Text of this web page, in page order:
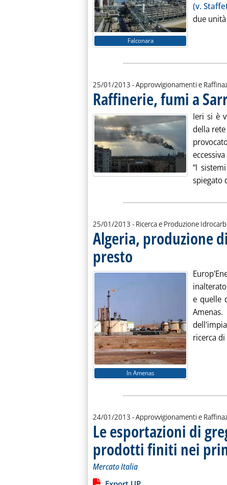
Falconara
(v.
due
25/01/2013 - Approvvigionamenti e
Raffinerie, fumi a
Ieri si è
della
“I
spiegato
25/01/2013 - Ricerca e Produzione
Algeria, produzione
presto . Pubblicata venerdì 25 gennaio 2013
In Amenas
e quelle
ricerca di
24/01/2013 - Approvvigionamenti e
Le esportazioni di
prodotti finiti nei
Mercato Italia
Leggi tutta la notizia: 'Le